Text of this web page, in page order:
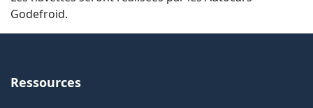
Godefroid.
Ressources